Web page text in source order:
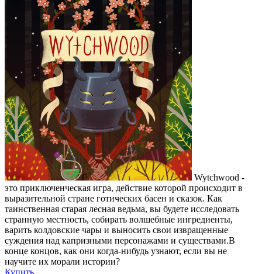
Wytchwood -
это приключенческая игра, действие которой происходит в
выразительной стране готических басен и сказок. Как
таинственная старая лесная ведьма, вы будете исследовать
странную местность, собирать волшебные ингредиенты,
варить колдовские чары и выносить свои извращенные
суждения над капризными персонажами и существами.В
конце концов, как они когда-нибудь узнают, если вы не
научите их морали истории?
Купить